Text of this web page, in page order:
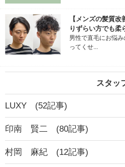
【メンズの髪質
りずらい方でも柔
男性で直毛にお悩
ってくせ...
スタッ
LUXY (52記事)
印南 賢二 (80記事)
村岡 麻紀 (12記事)